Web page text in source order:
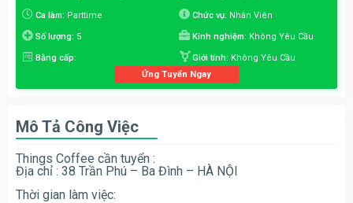
Ca làm: Parttime Chức vụ: Nhân Viên
Số lượng: 5 Kinh nghiệm: Không Yêu Cầu
Bằng cấp: Giới tính: Không Yêu Cầu
Ứng Tuyển Ngay
Mô Tả Công Việc
Things Coffee cần tuyển :
Địa chỉ : 38 Trần Phú – Ba Đình – HÀ NỘI
Thời gian làm việc: